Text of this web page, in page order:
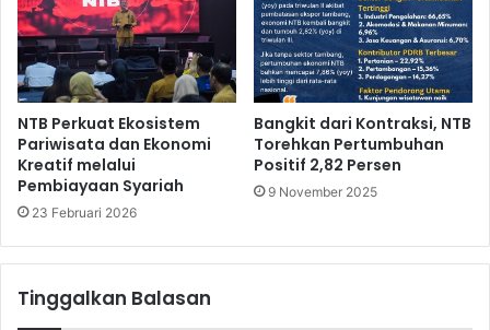
NTB Perkuat Ekosistem
Pariwisata dan Ekonomi
Kreatif melalui
Pembiayaan Syariah
23 Februari 2026
Bangkit dari Kontraksi, NTB
Torehkan Pertumbuhan
Positif 2,82 Persen
9 November 2025
Tinggalkan Balasan